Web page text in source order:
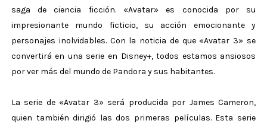
saga de ciencia ficción. «Avatar» es conocida por su
impresionante mundo ficticio, su acción emocionante y
personajes inolvidables. Con la noticia de que «Avatar 3» se
convertirá en una serie en Disney+, todos estamos ansiosos
por ver más del mundo de Pandora y sus habitantes.
La serie de «Avatar 3» será producida por James Cameron,
quien también dirigió las dos primeras películas. Esta serie